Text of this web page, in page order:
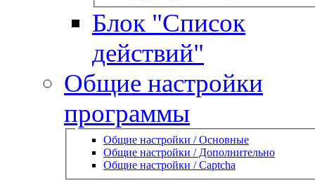
Блок "Список
действий"
Общие настройки
программы
Общие настройки / Основные
Общие настройки / Дополнительно
Общие настройки / Captcha